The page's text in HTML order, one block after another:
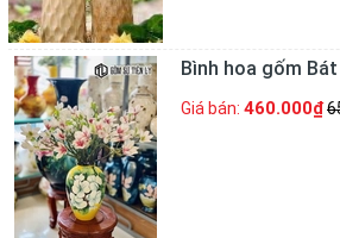
Bình hoa gốm
Giá bán: 460.000₫